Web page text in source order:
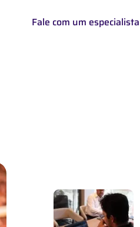
Fale com um especialista